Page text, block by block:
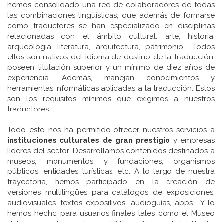
hemos consolidado una red de colaboradores de todas
las combinaciones lingüísticas, que además de formarse
como traductores se han especializado en disciplinas
relacionadas con el ámbito cultural: arte, historia,
arqueología, literatura, arquitectura, patrimonio... Todos
ellos son nativos del idioma de destino de la traducción,
poseen titulación superior y un mínimo de diez años de
experiencia. Además, manejan conocimientos y
herramientas informáticas aplicadas a la traducción. Estos
son los requisitos mínimos que exigimos a nuestros
traductores.
Todo esto nos ha permitido ofrecer nuestros servicios a
instituciones culturales de gran prestigio y empresas
líderes del sector. Desarrollamos contenidos destinados a
museos, monumentos y fundaciones, organismos
públicos, entidades turísticas, etc. A lo largo de nuestra
trayectoria, hemos participado en la creación de
versiones multilingües para catálogos de exposiciones,
audiovisuales, textos expositivos, audioguías, apps... Y lo
hemos hecho para usuarios finales tales como el Museo